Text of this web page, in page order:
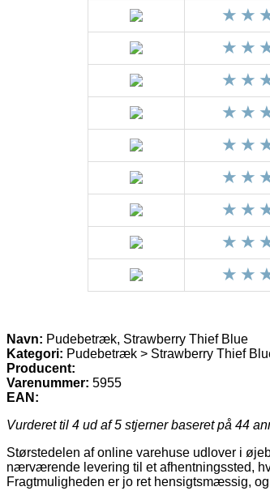
Navn: Pudebetræk, Strawberry Thief Blue
Kategori: Pudebetræk > Strawberry Thief
Producent:
Varenummer: 5955
EAN:
Vurderet til 4 ud af 5 stjerner baseret på 44
Størstedelen af online varehuse udlover i
nærværende levering til et afhentningssted,
Fragtmuligheden er jo ret hensigtsmæssig,